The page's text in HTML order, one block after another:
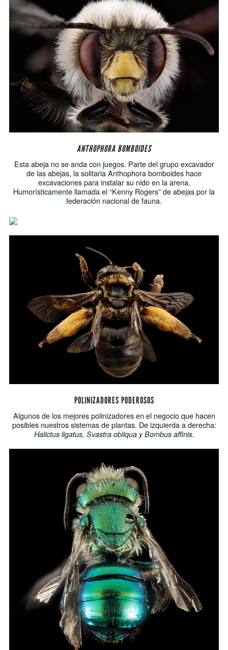
ANTHOPHORA BOMBOIDES
Esta abeja no se anda con juegos. Parte del grupo excavador
de las abejas, la solitaria Anthophora bomboides hace
excavaciones para instalar su nido en la arena.
Humorísticamente llamada el “Kenny Rogers” de abejas por la
federación nacional de fauna.
POLINIZADORES PODEROSOS
Algunos de los mejores polinizadores en el negocio que hacen
posibles nuestros sistemas de plantas. De izquierda a derecha:
Halictus ligatus, Svastra obliqua y Bombus affinis.